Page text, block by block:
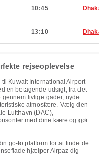
10:45
13:10
rejseoplevelse
Kuwait International Airport
en betagende udsigt, fra det
livlige gader, nyde
atmosfære. Vælg den
Lufthavn (DAC),
med dine kære og gør
go-to platform for at finde de
hjælper Airpaz dig